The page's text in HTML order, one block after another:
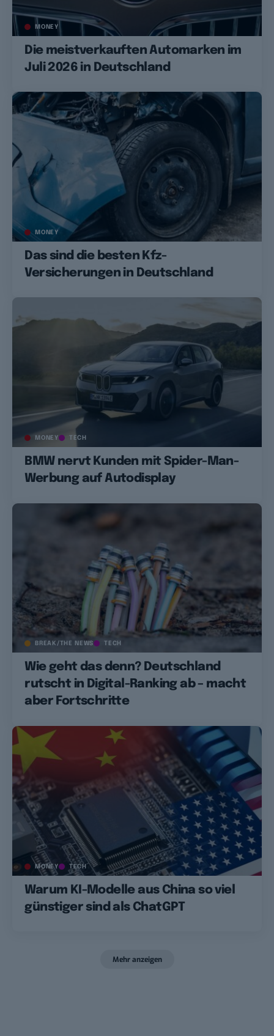
MONEY
Die meistverkauften Automarken im
Juli 2026 in Deutschland
MONEY
Das sind die besten Kfz-
Versicherungen in Deutschland
MONEY TECH
BMW nervt Kunden mit Spider-Man-
Werbung auf Autodisplay
BREAK/THE NEWS TECH
Wie geht das denn? Deutschland
rutscht in Digital-Ranking ab – macht
aber Fortschritte
MONEY TECH
Warum KI-Modelle aus China so viel
günstiger sind als ChatGPT
Mehr anzeigen